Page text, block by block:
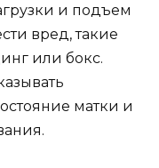
и подъем
вред, такие
или бокс.
матки и